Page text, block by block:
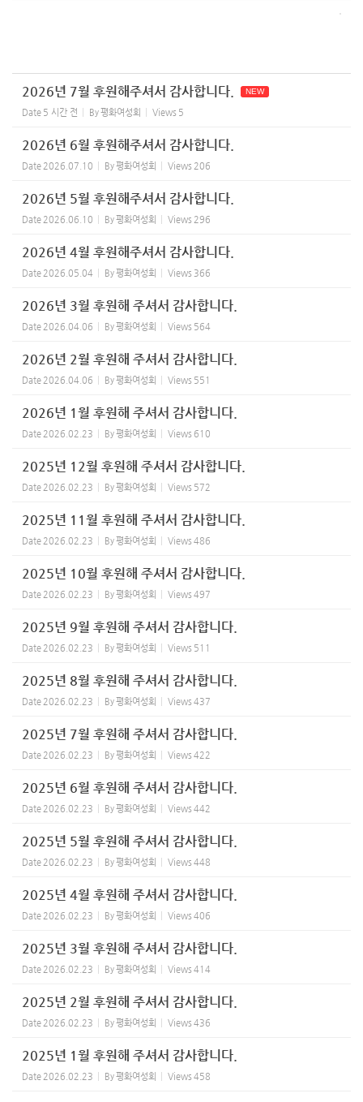
2026년 7월 후원해주셔서 감사합니다. NEW
Date 5 시간 전 By평화여성회 Views 5
2026년 6월 후원해주셔서 감사합니다.
Date 2026.07.10 By평화여성회 Views 206
2026년 5월 후원해주셔서 감사합니다.
Date 2026.06.10 By평화여성회 Views 296
2026년 4월 후원해주셔서 감사합니다.
Date 2026.05.04 By평화여성회 Views 366
2026년 3월 후원해 주셔서 감사합니다.
Date 2026.04.06 By평화여성회 Views 564
2026년 2월 후원해 주셔서 감사합니다.
Date 2026.04.06 By평화여성회 Views 551
2026년 1월 후원해 주셔서 감사합니다.
Date 2026.02.23 By평화여성회 Views 610
2025년 12월 후원해 주셔서 감사합니다.
Date 2026.02.23 By평화여성회 Views 572
2025년 11월 후원해 주셔서 감사합니다.
Date 2026.02.23 By평화여성회 Views 486
2025년 10월 후원해 주셔서 감사합니다.
Date 2026.02.23 By평화여성회 Views 497
2025년 9월 후원해 주셔서 감사합니다.
Date 2026.02.23 By평화여성회 Views 511
2025년 8월 후원해 주셔서 감사합니다.
Date 2026.02.23 By평화여성회 Views 437
2025년 7월 후원해 주셔서 감사합니다.
Date 2026.02.23 By평화여성회 Views 422
2025년 6월 후원해 주셔서 감사합니다.
Date 2026.02.23 By평화여성회 Views 442
2025년 5월 후원해 주셔서 감사합니다.
Date 2026.02.23 By평화여성회 Views 448
2025년 4월 후원해 주셔서 감사합니다.
Date 2026.02.23 By평화여성회 Views 406
2025년 3월 후원해 주셔서 감사합니다.
Date 2026.02.23 By평화여성회 Views 414
2025년 2월 후원해 주셔서 감사합니다.
Date 2026.02.23 By평화여성회 Views 436
2025년 1월 후원해 주셔서 감사합니다.
Date 2026.02.23 By평화여성회 Views 458